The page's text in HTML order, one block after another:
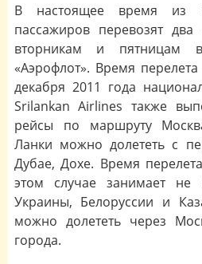
В настоящее время из
пассажиров перевозят
вторникам и пятницам
«Аэрофлот». Время
декабря 2011 года
Srilankan Airlines также
рейсы по маршруту
Ланки можно долететь с
Дубае, Дохе. Время
этом случае занимает
Украины, Белоруссии и
можно долететь через
города.